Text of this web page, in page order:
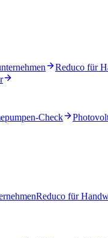
Reduco für
Check
Reduco für